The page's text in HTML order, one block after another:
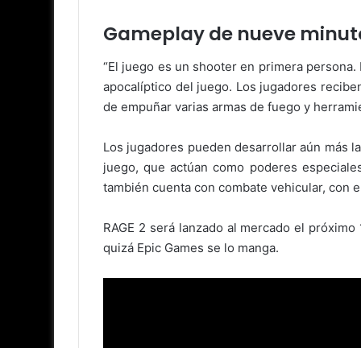
Gameplay de nueve
“El juego es un shooter en primera
apocalíptico del juego. Los jugadores
de empuñar varias armas de fuego y
Los jugadores pueden desarrollar aún más
juego, que actúan como poderes
también cuenta con combate vehicular, con
RAGE 2 será lanzado al mercado el
quizá Epic Games se lo manga.